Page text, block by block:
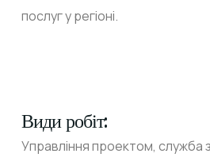
послуг у регіоні.
Види робіт:
Управління проектом, служба